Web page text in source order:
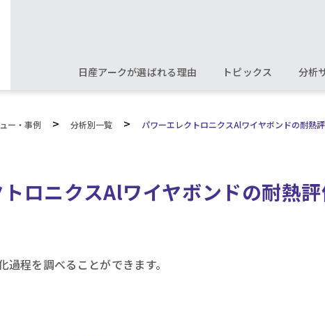
日産アークが選ばれる理由 トピックス 分析
ー・事例 > 分析別一覧 > パワーエレクトロニクスAlワイヤボンドの耐熱
ロニクスAlワイヤボンドの耐熱
程を調べることができます。